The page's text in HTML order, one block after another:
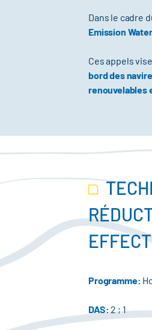
Dans le cadre
Emission
Ces appels
bord des
renouvelables
Programme:
DAS:2 ; 1